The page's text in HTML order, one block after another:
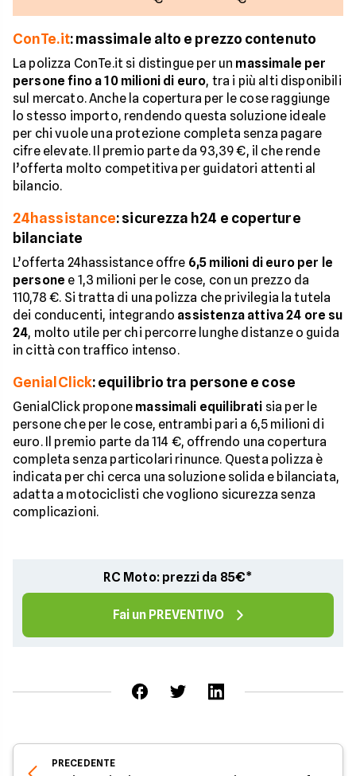
ConTe.it: massimale alto e prezzo contenuto
La polizza ConTe.it si distingue per un massimale per
persone fino a 10 milioni di euro, tra i più alti disponibili
sul mercato. Anche la copertura per le cose raggiunge
lo stesso importo, rendendo questa soluzione ideale
per chi vuole una protezione completa senza pagare
cifre elevate. Il premio parte da 93,39 €, il che rende
l’offerta molto competitiva per guidatori attenti al
bilancio.
24hassistance: sicurezza h24 e coperture
bilanciate
L’offerta 24hassistance offre 6,5 milioni di euro per le
persone e 1,3 milioni per le cose, con un prezzo da
110,78 €. Si tratta di una polizza che privilegia la tutela
dei conducenti, integrando assistenza attiva 24 ore su
24, molto utile per chi percorre lunghe distanze o guida
in città con traffico intenso.
GenialClick: equilibrio tra persone e cose
GenialClick propone massimali equilibrati sia per le
persone che per le cose, entrambi pari a 6,5 milioni di
euro. Il premio parte da 114 €, offrendo una copertura
completa senza particolari rinunce. Questa polizza è
indicata per chi cerca una soluzione solida e bilanciata,
adatta a motociclisti che vogliono sicurezza senza
complicazioni.
RC Moto: prezzi da 85€*
Fai un PREVENTIVO
PRECEDENTE